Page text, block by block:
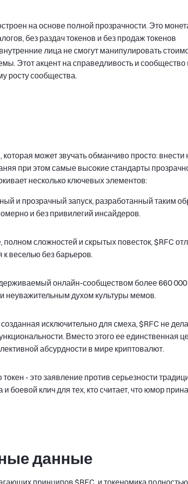
на основе полной прозрачности. Это
без раздач токенов и без продаж токенов
лица не смогут манипулировать
Этот акцент на справедливость и
росту сообщества.
которая может звучать обманчиво просто:
при этом самые высокие стандарты
несколько ключевых элементов:
и прозрачный запуск, разработанный таким
и без привилегий инсайдеров.
сложностей и скрытых повесток, $RFC
к веселью без барьеров.
онлайн-сообществом более 660 000
неуважительным духом культуры мемов.
исключительно для смеха, $RFC не
Вместо этого ее единственная
абсурдности в мире криптовалют.
- это заявление против серьезности
клич для тех, кто считает, что юмор
данные
принципов $RFC, и токеномика